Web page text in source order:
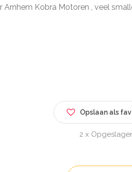
Kobra Motoren , veel
Opslaan als
2 x